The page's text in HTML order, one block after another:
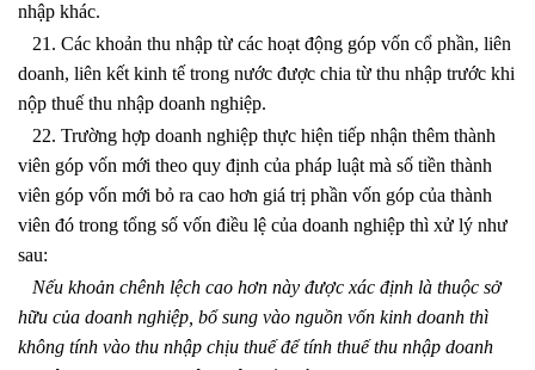
nhập khác.
21. Các khoản thu nhập từ các hoạt động góp vốn cổ phần, liên
doanh, liên kết kinh tế trong nước được chia từ thu nhập trước khi
nộp thuế thu nhập doanh nghiệp.
22. Trường hợp doanh nghiệp thực hiện tiếp nhận thêm thành
viên góp vốn mới theo quy định của pháp luật mà số tiền thành
viên góp vốn mới bỏ ra cao hơn giá trị phần vốn góp của thành
viên đó trong tổng số vốn điều lệ của doanh nghiệp thì xử lý như
sau:
Nếu khoản chênh lệch cao hơn này được xác định là thuộc sở
hữu của doanh nghiệp, bổ sung vào nguồn vốn kinh doanh thì
không tính vào thu nhập chịu thuế để tính thuế thu nhập doanh